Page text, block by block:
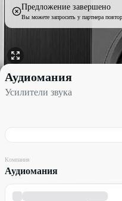
Предложение завершено
Вы можете запросить у партнера
Усилители звука со
Аудиомания
Усилители звука
Компания
Аудиомания